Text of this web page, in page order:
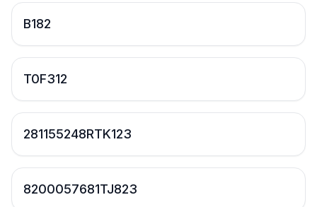
B182
T0F312
281155248RTK123
8200057681TJ823